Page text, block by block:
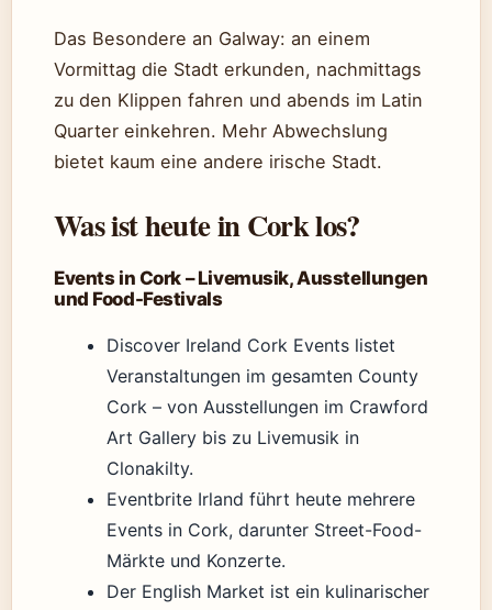
Das Besondere an Galway: an einem
Vormittag die Stadt erkunden, nachmittags
zu den Klippen fahren und abends im Latin
Quarter einkehren. Mehr Abwechslung
bietet kaum eine andere irische Stadt.
Was ist heute in Cork los?
Events in Cork – Livemusik, Ausstellungen
und Food-Festivals
Discover Ireland Cork Events listet
Veranstaltungen im gesamten County
Cork – von Ausstellungen im Crawford
Art Gallery bis zu Livemusik in
Clonakilty.
Eventbrite Irland führt heute mehrere
Events in Cork, darunter Street-Food-
Märkte und Konzerte.
Der English Market ist ein kulinarischer